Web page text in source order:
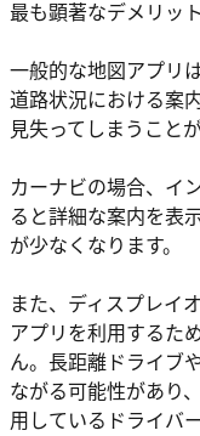
最も顕著なデメリッ
一般的な地図アプリ
道路状況における案
見失ってしまうこと
カーナビの場合、イ
ると詳細な案内を表
が少なくなります。
また、ディスプレイ
アプリを利用するた
ん。長距離ドライブ
ながる可能性があり
用しているドライバ